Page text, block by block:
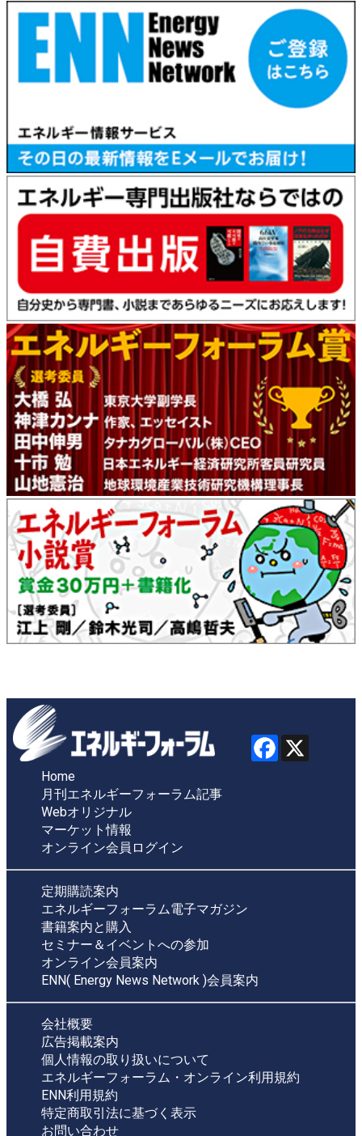
Home
月刊エネルギーフォーラム記事
Webオリジナル
マーケット情報
オンライン会員ログイン
定期購読案内
エネルギーフォーラム電子マガジン
書籍案内と購入
セミナー＆イベントへの参加
オンライン会員案内
ENN( Energy News Network )会員案内
会社概要
広告掲載案内
個人情報の取り扱いについて
エネルギーフォーラム・オンライン利用規約
ENN利用規約
特定商取引法に基づく表示
お問い合わせ